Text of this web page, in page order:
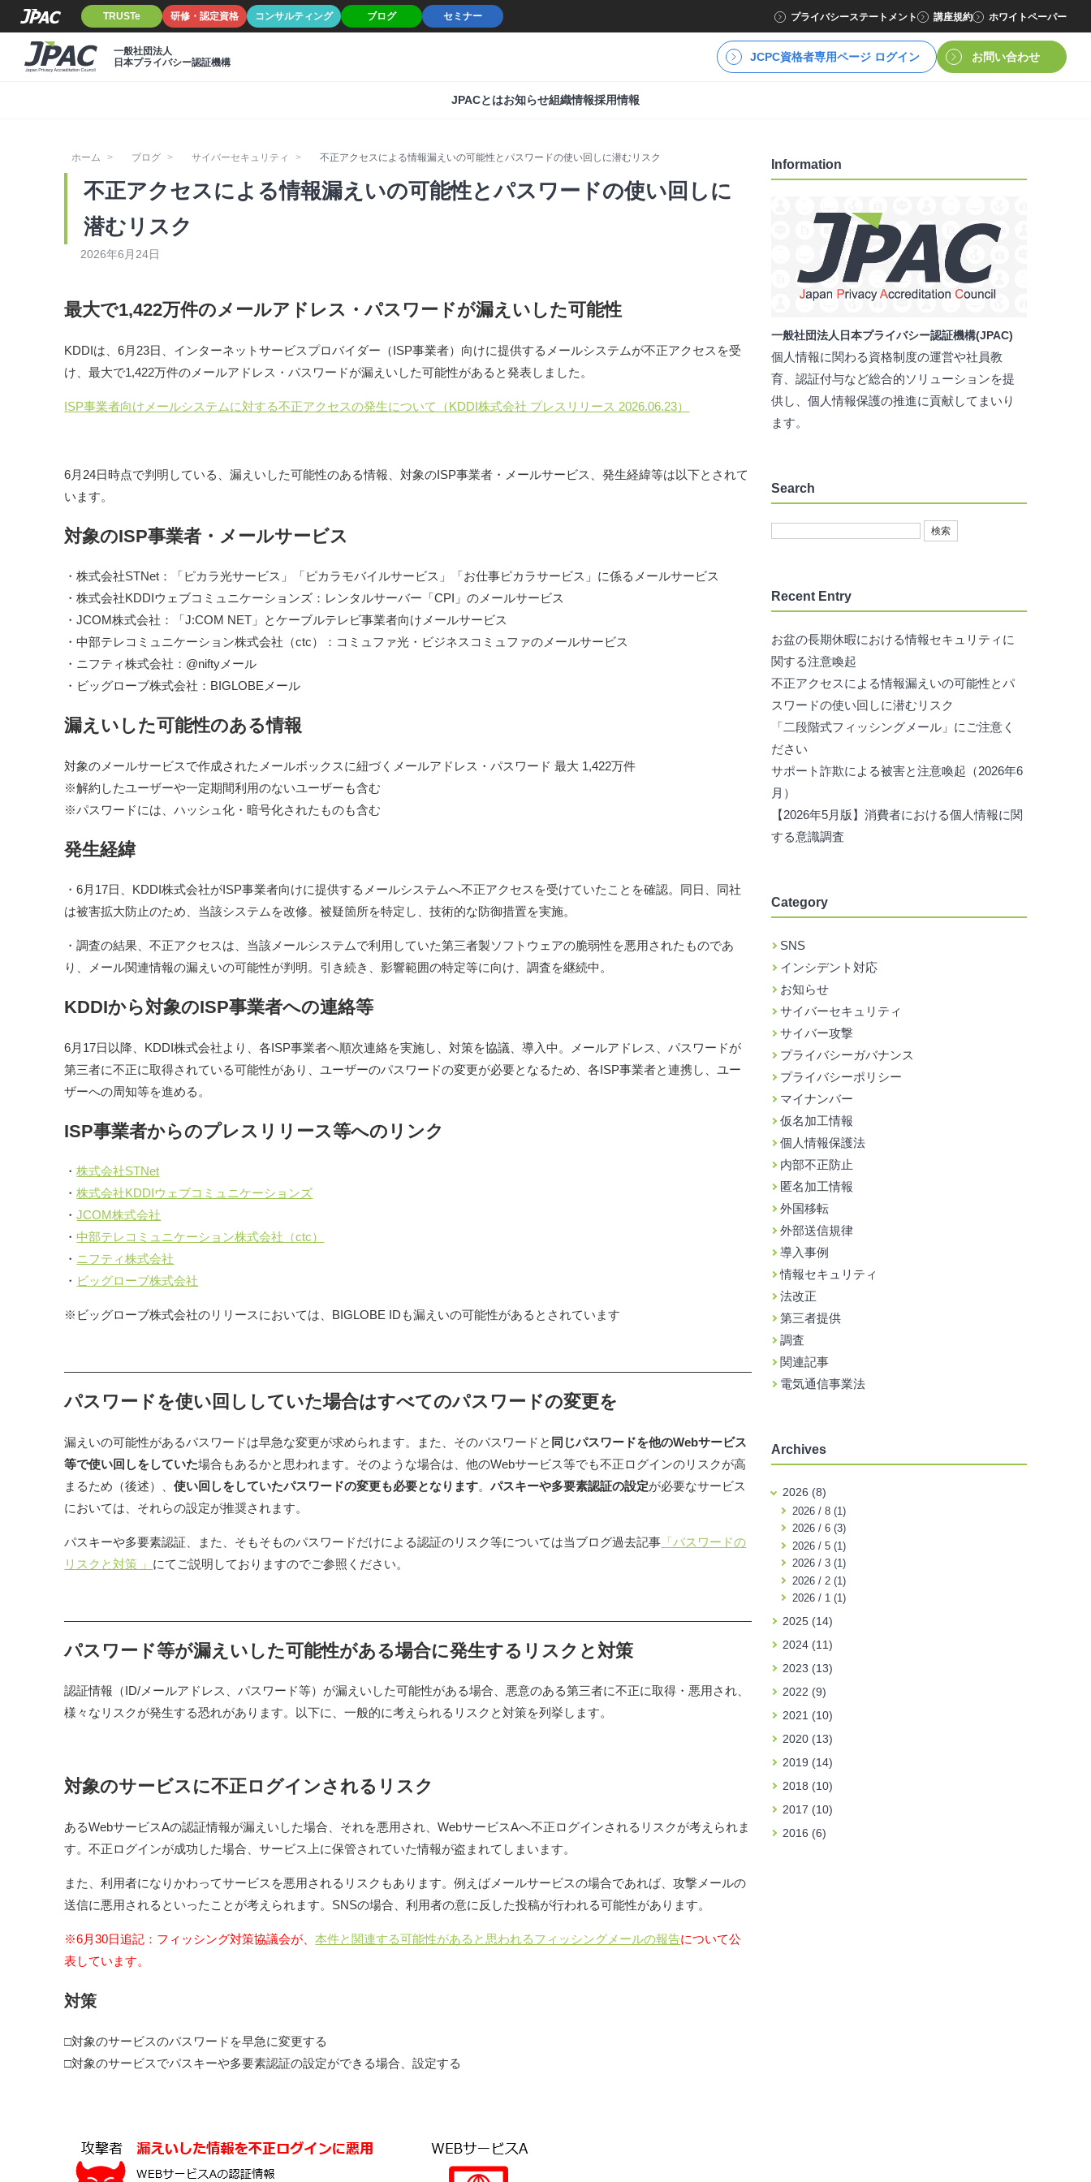
TRUSTe 研修・認定資格 コンサルティング ブログ セミナー プライバシーステートメント 講座規約 ホワイトペーパー
一般社団法人
日本プライバシー認証機構
JCPC資格者専用ページ ログイン お問い合わせ
JPACとはお知らせ組織情報採用情報
ホーム ブログ サイバーセキュリティ 不正アクセスによる情報漏えいの可能性とパスワードの使い回しに潜むリスク
不正アクセスによる情報漏えいの可能性とパスワードの使い回しに
潜むリスク
2026年6月24日
最大で1,422万件のメールアドレス・パスワードが漏えいした可能性
KDDIは、6月23日、インターネットサービスプロバイダー（ISP事業者）向けに提供するメールシステムが不正アクセスを受
け、最大で1,422万件のメールアドレス・パスワードが漏えいした可能性があると発表しました。
ISP事業者向けメールシステムに対する不正アクセスの発生について（KDDI株式会社 プレスリリース 2026.06.23）
6月24日時点で判明している、漏えいした可能性のある情報、対象のISP事業者・メールサービス、発生経緯等は以下とされて
います。
対象のISP事業者・メールサービス
・株式会社STNet：「ピカラ光サービス」「ピカラモバイルサービス」「お仕事ピカラサービス」に係るメールサービス
・株式会社KDDIウェブコミュニケーションズ：レンタルサーバー「CPI」のメールサービス
・JCOM株式会社：「J:COM NET」とケーブルテレビ事業者向けメールサービス
・中部テレコミュニケーション株式会社（ctc）：コミュファ光・ビジネスコミュファのメールサービス
・ニフティ株式会社：@niftyメール
・ビッグローブ株式会社：BIGLOBEメール
漏えいした可能性のある情報
対象のメールサービスで作成されたメールボックスに紐づくメールアドレス・パスワード 最大 1,422万件
※解約したユーザーや一定期間利用のないユーザーも含む
※パスワードには、ハッシュ化・暗号化されたものも含む
発生経緯
・6月17日、KDDI株式会社がISP事業者向けに提供するメールシステムへ不正アクセスを受けていたことを確認。同日、同社
は被害拡大防止のため、当該システムを改修。被疑箇所を特定し、技術的な防御措置を実施。
・調査の結果、不正アクセスは、当該メールシステムで利用していた第三者製ソフトウェアの脆弱性を悪用されたものであ
り、メール関連情報の漏えいの可能性が判明。引き続き、影響範囲の特定等に向け、調査を継続中。
KDDIから対象のISP事業者への連絡等
6月17日以降、KDDI株式会社より、各ISP事業者へ順次連絡を実施し、対策を協議、導入中。メールアドレス、パスワードが
第三者に不正に取得されている可能性があり、ユーザーのパスワードの変更が必要となるため、各ISP事業者と連携し、ユー
ザーへの周知等を進める。
ISP事業者からのプレスリリース等へのリンク
・株式会社STNet
・株式会社KDDIウェブコミュニケーションズ
・JCOM株式会社
・中部テレコミュニケーション株式会社（ctc）
・ ニフティ株式会社
・ ビッグローブ株式会社
※ビッグローブ株式会社のリリースにおいては、BIGLOBE IDも漏えいの可能性があるとされています
パスワードを使い回ししていた場合はすべてのパスワードの変更を
漏えいの可能性があるパスワードは早急な変更が求められます。また、そのパスワードと 同じパスワードを他のWebサービス
等で使い回しをしていた場合もあるかと思われます。そのような場合は、他のWebサービス等でも不正ログインのリスクが高
まるため（後述）、使い回しをしていたパスワードの変更も必要となります。パスキーや多要素認証の設定が必要なサービス
においては、それらの設定が推奨されます。
パスキーや多要素認証、また、そもそものパスワードだけによる認証のリスク等については当ブログ過去記事 「パスワードの
リスクと対策 」 にてご説明しておりますのでご参照ください。
パスワード等が漏えいした可能性がある場合に発生するリスクと対策
認証情報（ID/メールアドレス、パスワード等）が漏えいした可能性がある場合、悪意のある第三者に不正に取得・悪用され、
様々なリスクが発生する恐れがあります。以下に、一般的に考えられるリスクと対策を列挙します。
対象のサービスに不正ログインされるリスク
あるWebサービスAの認証情報が漏えいした場合、それを悪用され、WebサービスAへ不正ログインされるリスクが考えられま
す。不正ログインが成功した場合、サービス上に保管されていた情報が盗まれてしまいます。
また、利用者になりかわってサービスを悪用されるリスクもあります。例えばメールサービスの場合であれば、攻撃メールの
送信に悪用されるといったことが考えられます。SNSの場合、利用者の意に反した投稿が行われる可能性があります。
※6月30日追記：フィッシング対策協議会が、本件と関連する可能性があると思われるフィッシングメールの報告について公
表しています。
対策
□対象のサービスのパスワードを早急に変更する
□対象のサービスでパスキーや多要素認証の設定ができる場合、設定する
Information
一般社団法人日本プライバシー認証機構(JPAC)
個人情報に関わる資格制度の運営や社員教
育、認証付与など総合的ソリューションを提
供し、個人情報保護の推進に貢献してまいり
ます。
Search
Recent Entry
お盆の長期休暇における情報セキュリティに
関する注意喚起
不正アクセスによる情報漏えいの可能性とパ
スワードの使い回しに潜むリスク
「二段階式フィッシングメール」にご注意く
ださい
サポート詐欺による被害と注意喚起（2026年6
月）
【2026年5月版】消費者における個人情報に関
する意識調査
Category
SNS
インシデント対応
お知らせ
サイバーセキュリティ
サイバー攻撃
プライバシーガバナンス
プライバシーポリシー
マイナンバー
仮名加工情報
個人情報保護法
内部不正防止
匿名加工情報
外国移転
外部送信規律
導入事例
情報セキュリティ
法改正
第三者提供
調査
関連記事
電気通信事業法
Archives
2026 (8)
2026 / 8 (1)
2026 / 6 (3)
2026 / 5 (1)
2026 / 3 (1)
2026 / 2 (1)
2026 / 1 (1)
2025 (14)
2024 (11)
2023 (13)
2022 (9)
2021 (10)
2020 (13)
2019 (14)
2018 (10)
2017 (10)
2016 (6)